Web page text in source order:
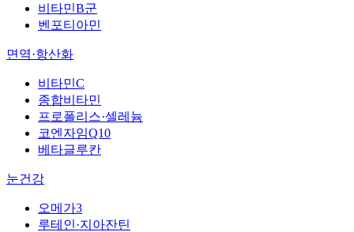
비타민B군
벤포티아민
면역·항산화
비타민C
종합비타민
프로폴리스·셀레늄
코엔자임Q10
베타글루칸
눈건강
오메가3
루테인·지아잔틴